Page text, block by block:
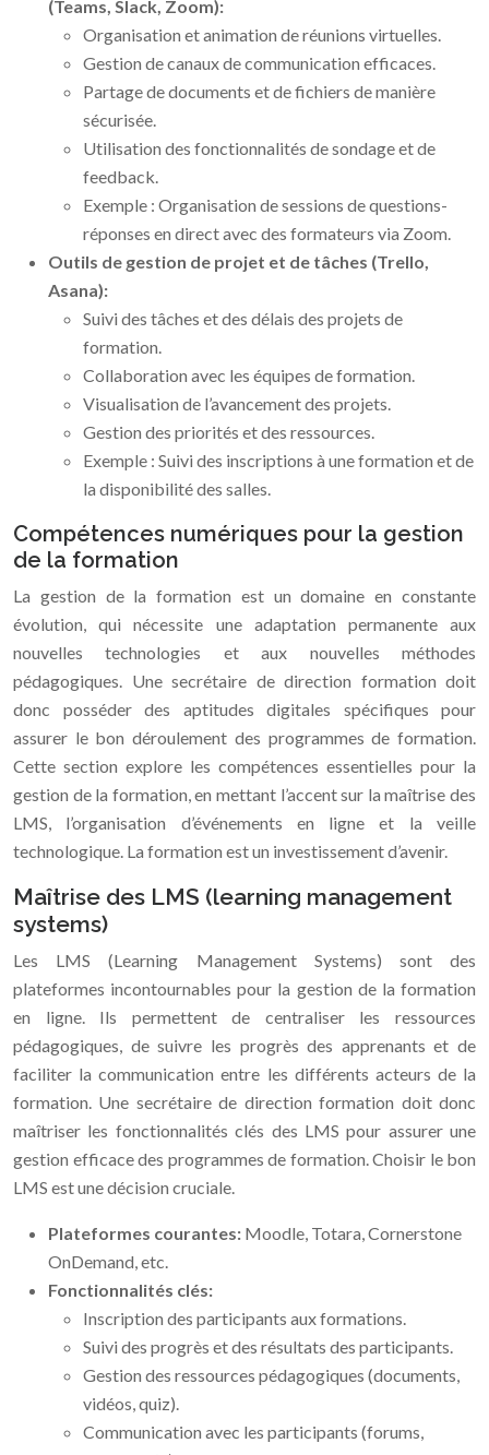
(Teams, Slack, Zoom):
Organisation et animation de réunions virtuelles.
Gestion de canaux de communication efficaces.
Partage de documents et de fichiers de manière
sécurisée.
Utilisation des fonctionnalités de sondage et de
feedback.
Exemple : Organisation de sessions de questions-
réponses en direct avec des formateurs via Zoom.
Outils de gestion de projet et de tâches (Trello,
Asana):
Suivi des tâches et des délais des projets de
formation.
Collaboration avec les équipes de formation.
Visualisation de l’avancement des projets.
Gestion des priorités et des ressources.
Exemple : Suivi des inscriptions à une formation et de
la disponibilité des salles.
Compétences numériques pour la gestion
de la formation
La gestion de la formation est un domaine en constante
évolution, qui nécessite une adaptation permanente aux
nouvelles technologies et aux nouvelles méthodes
pédagogiques. Une secrétaire de direction formation doit
donc posséder des aptitudes digitales spécifiques pour
assurer le bon déroulement des programmes de formation.
Cette section explore les compétences essentielles pour la
gestion de la formation, en mettant l’accent sur la maîtrise des
LMS, l’organisation d’événements en ligne et la veille
technologique. La formation est un investissement d’avenir.
Maîtrise des LMS (learning management
systems)
Les LMS (Learning Management Systems) sont des
plateformes incontournables pour la gestion de la formation
en ligne. Ils permettent de centraliser les ressources
pédagogiques, de suivre les progrès des apprenants et de
faciliter la communication entre les différents acteurs de la
formation. Une secrétaire de direction formation doit donc
maîtriser les fonctionnalités clés des LMS pour assurer une
gestion efficace des programmes de formation. Choisir le bon
LMS est une décision cruciale.
Plateformes courantes: Moodle, Totara, Cornerstone
OnDemand, etc.
Fonctionnalités clés:
Inscription des participants aux formations.
Suivi des progrès et des résultats des participants.
Gestion des ressources pédagogiques (documents,
vidéos, quiz).
Communication avec les participants (forums,